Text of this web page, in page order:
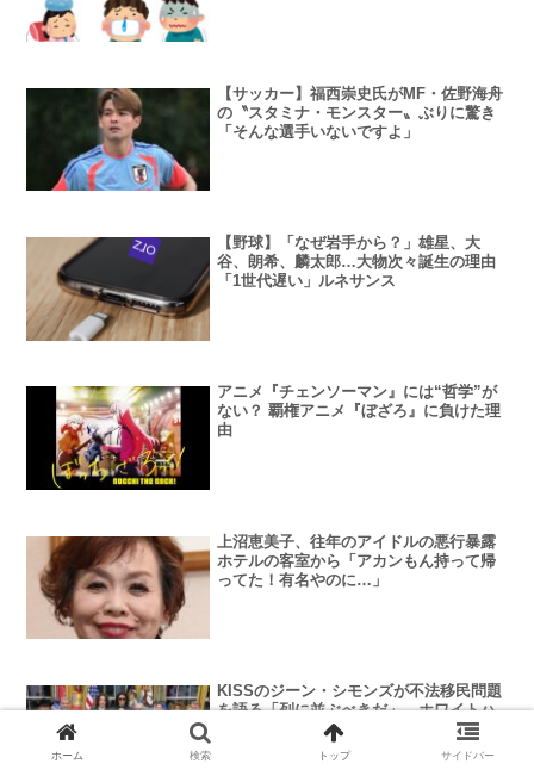
【サッカー】福西崇史氏がMF・佐野海舟
の〝スタミナ・モンスター〟ぶりに驚き
「そんな選手いないですよ」
【野球】「なぜ岩手から？」雄星、大
谷、朗希、麟太郎…大物次々誕生の理由
「1世代遅い」ルネサンス
アニメ『チェンソーマン』には“哲学”が
ない？ 覇権アニメ『ぼざろ』に負けた理
由
上沼恵美子、往年のアイドルの悪行暴露
ホテルの客室から「アカンもん持って帰
ってた！有名やのに…」
KISSのジーン・シモンズが不法移民問題
を語る「列に並ぶべきだ」…ホワイトハ
ウスによる取り締まりを支持…
ホーム 検索 トップ サイドバー